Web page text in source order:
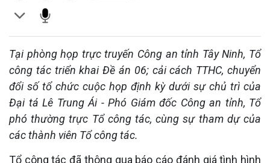
Tại phòng họp trực truyến Công an tỉnh Tây Ninh, Tổ
công tác triển khai Đề án 06; cải cách TTHC, chuyển
đổi số tổ chức cuộc họp định kỳ dưới sự chủ trì của
Đại tá Lê Trung Ái - Phó Giám đốc Công an tỉnh, Tổ
phó thường trực Tổ công tác, cùng sự tham dự của
các thành viên Tổ công tác.
Tổ công tác đã thông qua báo cáo đánh giá tình hình